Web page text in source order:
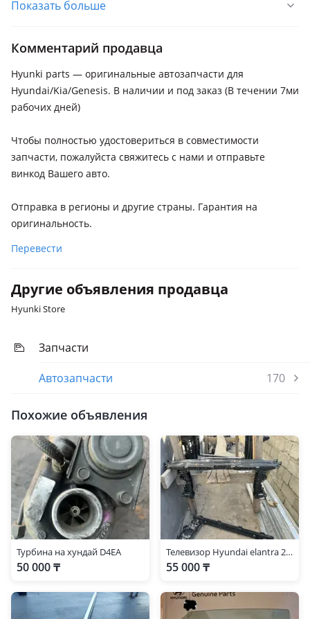
Kia Forte
Kia Cee'd
Kia Cerato
Kia Soul
Показать больше
Комментарий продавца
Hyunki parts — оригинальные автозапчасти для
Hyundai/Kia/Genesis. В наличии и под заказ (В течении 7ми
рабочих дней)
Чтобы полностью удостовериться в совместимости
запчасти, пожалуйста свяжитесь с нами и отправьте
винкод Вашего авто.
Отправка в регионы и другие страны. Гарантия на
оригинальность.
Перевести
Другие объявления продавца
Hyunki Store
Запчасти
Автозапчасти
170
Похожие объявления
Турбина на хундай D4EA
50 000 ₸
Телевизор Hyundai elantra 2021
55 000 ₸